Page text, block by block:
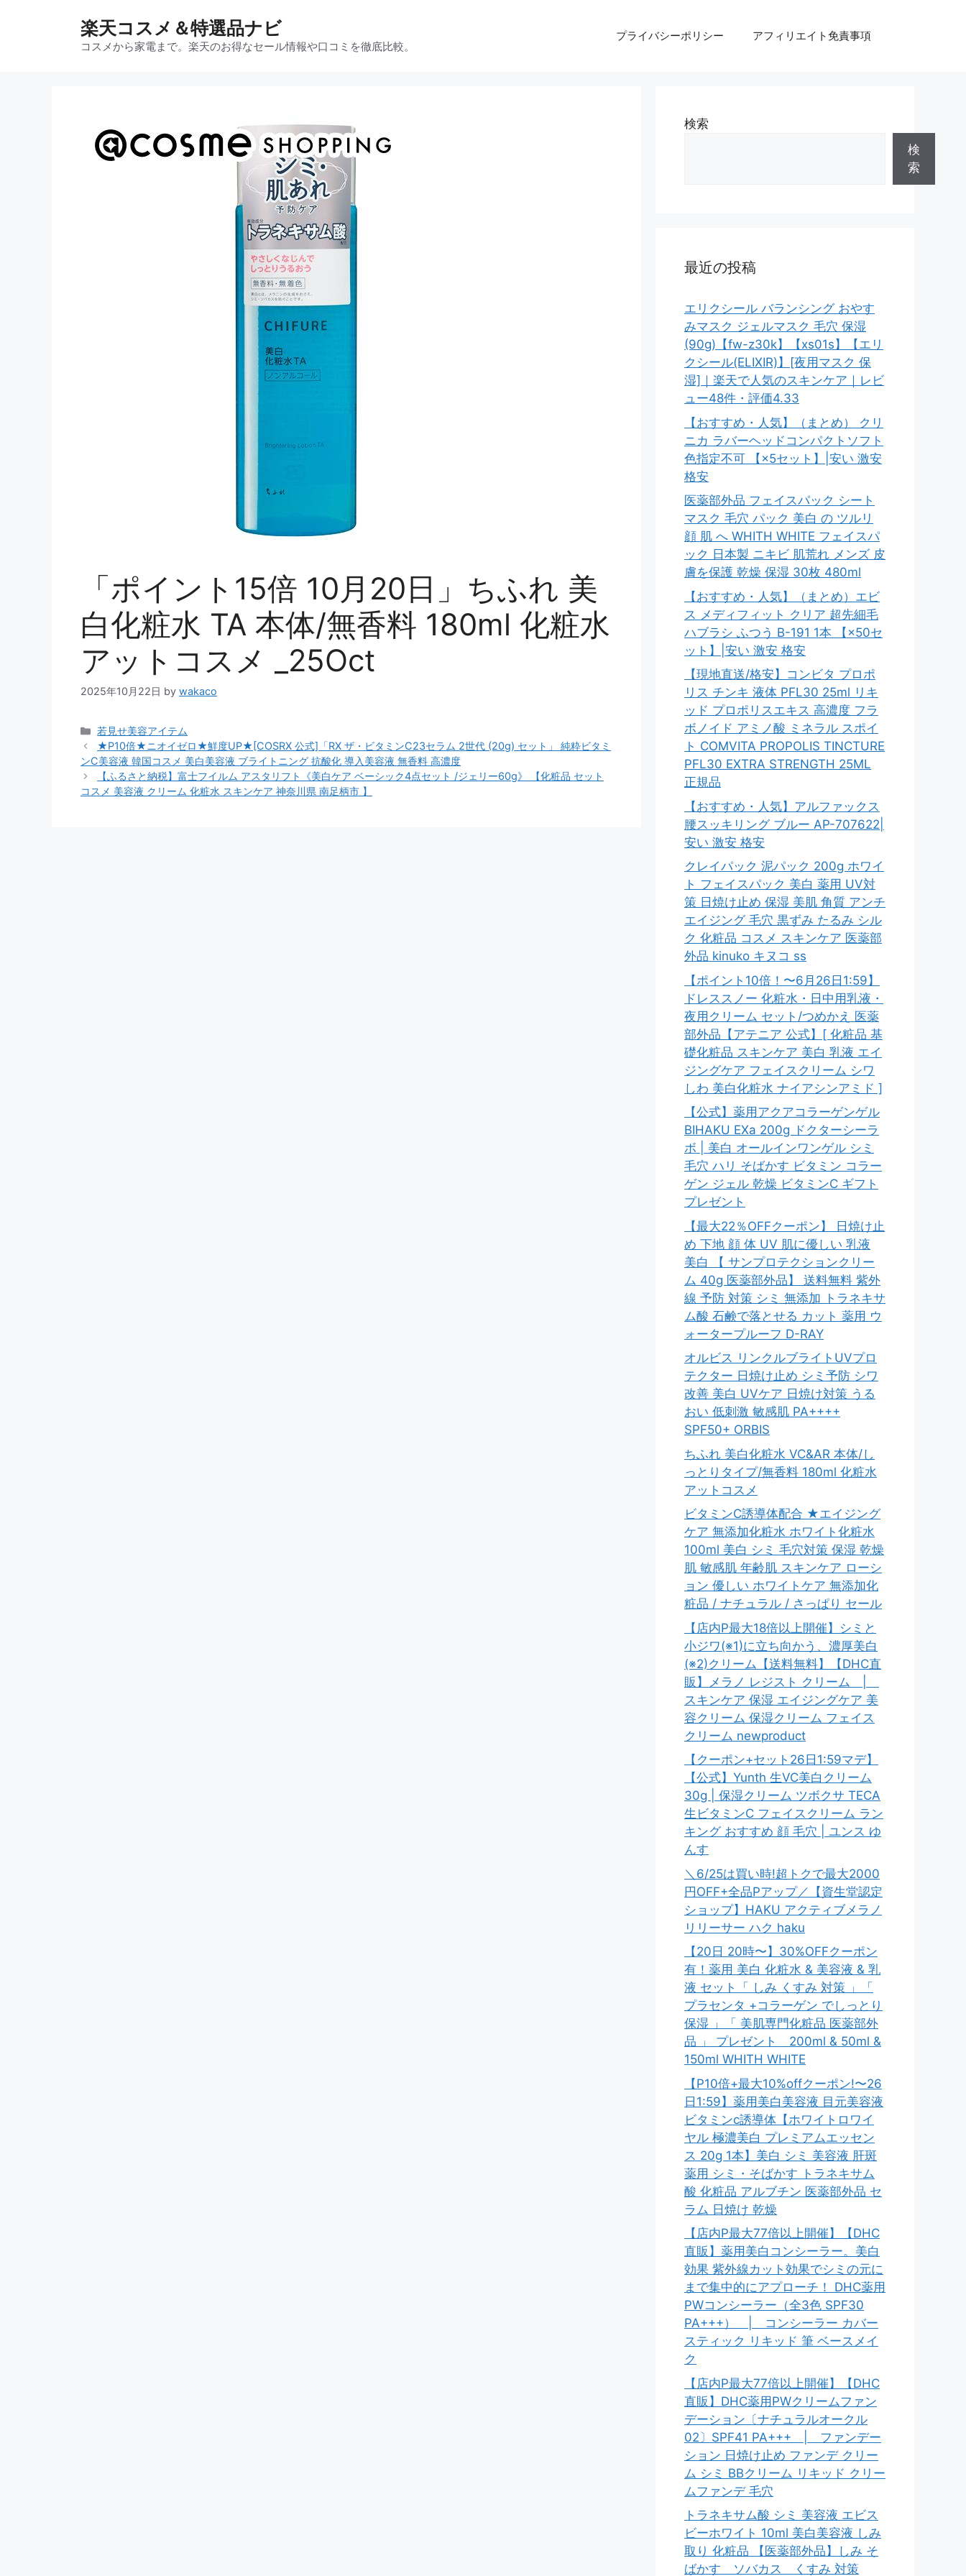
楽天コスメ＆特選品ナビ
コスメから家電まで。楽天のお得なセール情報や口コミを徹底比較。
プライバシーポリシー アフィリエイト免責事項
「ポイント15倍 10月20日」ちふれ 美
白化粧水 TA 本体/無香料 180ml 化粧水
アットコスメ _25Oct
2025年10月22日 by wakaco
カ
テ
ゴ
リ
ー
若見せ美容アイテム
★P10倍★ニオイゼロ★鮮度UP★[COSRX 公式]「RX ザ・ビタミンC23セラム 2世代 (20g) セット」 純粋ビタミ
ンC美容液 韓国コスメ 美白美容液 ブライトニング 抗酸化 導入美容液 無香料 高濃度
【ふるさと納税】富士フイルム アスタリフト《美白ケア ベーシック4点セット /ジェリー60g》 【化粧品 セット
コスメ 美容液 クリーム 化粧水 スキンケア 神奈川県 南足柄市 】
検索
検
索
最近の投稿
エリクシール バランシング おやす
みマスク ジェルマスク 毛穴 保湿
(90g)【fw-z30k】【xs01s】【エリ
クシール(ELIXIR)】[夜用マスク 保
湿]｜楽天で人気のスキンケア｜レビ
ュー48件・評価4.33
【おすすめ・人気】（まとめ） クリ
ニカ ラバーヘッドコンパクトソフト
色指定不可 【×5セット】|安い 激安
格安
医薬部外品 フェイスパック シート
マスク 毛穴 パック 美白 の ツルリ
顔 肌 へ WHITH WHITE フェイスパ
ック 日本製 ニキビ 肌荒れ メンズ 皮
膚を保護 乾燥 保湿 30枚 480ml
【おすすめ・人気】（まとめ）エビ
ス メディフィット クリア 超先細毛
ハブラシ ふつう B-191 1本 【×50セ
ット】|安い 激安 格安
【現地直送/格安】コンビタ プロポ
リス チンキ 液体 PFL30 25ml リキ
ッド プロポリスエキス 高濃度 フラ
ボノイド アミノ酸 ミネラル スポイ
ト COMVITA PROPOLIS TINCTURE
PFL30 EXTRA STRENGTH 25ML
正規品
【おすすめ・人気】アルファックス
腰スッキリング ブルー AP-707622|
安い 激安 格安
クレイパック 泥パック 200g ホワイ
ト フェイスパック 美白 薬用 UV対
策 日焼け止め 保湿 美肌 角質 アンチ
エイジング 毛穴 黒ずみ たるみ シル
ク 化粧品 コスメ スキンケア 医薬部
外品 kinuko キヌコ ss
【ポイント10倍！〜6月26日1:59】
ドレススノー 化粧水・日中用乳液・
夜用クリーム セット/つめかえ 医薬
部外品【アテニア 公式】[ 化粧品 基
礎化粧品 スキンケア 美白 乳液 エイ
ジングケア フェイスクリーム シワ
しわ 美白化粧水 ナイアシンアミド ]
【公式】薬用アクアコラーゲンゲル
BIHAKU EXa 200g ドクターシーラ
ボ | 美白 オールインワンゲル シミ
毛穴 ハリ そばかす ビタミン コラー
ゲン ジェル 乾燥 ビタミンC ギフト
プレゼント
【最大22％OFFクーポン】 日焼け止
め 下地 顔 体 UV 肌に優しい 乳液
美白 【 サンプロテクションクリー
ム 40g 医薬部外品】 送料無料 紫外
線 予防 対策 シミ 無添加 トラネキサ
ム酸 石鹸で落とせる カット 薬用 ウ
ォータープルーフ D-RAY
オルビス リンクルブライトUVプロ
テクター 日焼け止め シミ予防 シワ
改善 美白 UVケア 日焼け対策 うる
おい 低刺激 敏感肌 PA++++
SPF50+ ORBIS
ちふれ 美白化粧水 VC&AR 本体/し
っとりタイプ/無香料 180ml 化粧水
アットコスメ
ビタミンC誘導体配合 ★エイジング
ケア 無添加化粧水 ホワイト化粧水
100ml 美白 シミ 毛穴対策 保湿 乾燥
肌 敏感肌 年齢肌 スキンケア ローシ
ョン 優しい ホワイトケア 無添加化
粧品 / ナチュラル / さっぱり セール
【店内P最大18倍以上開催】シミと
小ジワ(※1)に立ち向かう、濃厚美白
(※2)クリーム【送料無料】【DHC直
販】メラノ レジスト クリーム |
スキンケア 保湿 エイジングケア 美
容クリーム 保湿クリーム フェイス
クリーム newproduct
【クーポン+セット26日1:59マデ】
【公式】Yunth 生VC美白クリーム
30g | 保湿クリーム ツボクサ TECA
生ビタミンC フェイスクリーム ラン
キング おすすめ 顔 毛穴 | ユンス ゆ
んす
＼6/25は買い時!超トクで最大2000
円OFF+全品Pアップ／【資生堂認定
ショップ】HAKU アクティブメラノ
リリーサー ハク haku
【20日 20時〜】30%OFFクーポン
有！薬用 美白 化粧水 & 美容液 & 乳
液 セット「 しみ くすみ 対策 」「
プラセンタ +コラーゲン でしっとり
保湿 」「 美肌専門化粧品 医薬部外
品 」 プレゼント 200ml & 50ml &
150ml WHITH WHITE
【P10倍+最大10%offクーポン!〜26
日1:59】薬用美白美容液 目元美容液
ビタミンc誘導体【ホワイトロワイ
ヤル 極濃美白 プレミアムエッセン
ス 20g 1本】美白 シミ 美容液 肝斑
薬用 シミ・そばかす トラネキサム
酸 化粧品 アルブチン 医薬部外品 セ
ラム 日焼け 乾燥
【店内P最大77倍以上開催】【DHC
直販】薬用美白コンシーラー。美白
効果 紫外線カット効果でシミの元に
まで集中的にアプローチ！ DHC薬用
PWコンシーラー（全3色 SPF30
PA+++） | コンシーラー カバー
スティック リキッド 筆 ベースメイ
ク
【店内P最大77倍以上開催】【DHC
直販】DHC薬用PWクリームファン
デーション〔ナチュラルオークル
02〕SPF41 PA+++ | ファンデー
ション 日焼け止め ファンデ クリー
ム シミ BBクリーム リキッド クリー
ムファンデ 毛穴
トラネキサム酸 シミ 美容液 エビス
ビーホワイト 10ml 美白美容液 しみ
取り 化粧品 【医薬部外品】しみ そ
ばかす ソバカス くすみ 対策